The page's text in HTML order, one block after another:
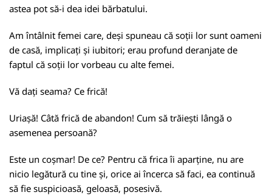
astea pot să-i dea idei bărbatului.
Am întâlnit femei care, deși spuneau că soții lor sunt oameni
de casă, implicați și iubitori; erau profund deranjate de
faptul că soții lor vorbeau cu alte femei.
Vă dați seama? Ce frică!
Uriașă! Câtă frică de abandon! Cum să trăiești lângă o
asemenea persoană?
Este un coșmar! De ce? Pentru că frica îi aparține, nu are
nicio legătură cu tine și, orice ai încerca să faci, ea continuă
să fie suspicioasă, geloasă, posesivă.